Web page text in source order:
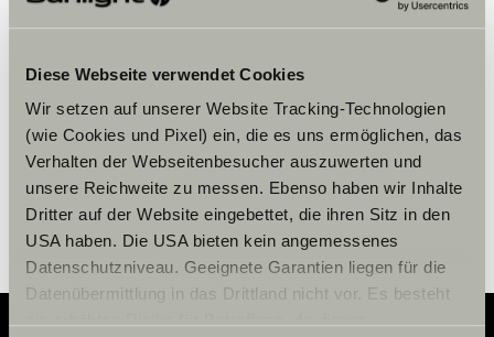
Diese Webseite verwendet Cookies
Wir setzen auf unserer Website Tracking-Technologien
(wie Cookies und Pixel) ein, die es uns ermöglichen, das
Verhalten der Webseitenbesucher auszuwerten und
unsere Reichweite zu messen. Ebenso haben wir Inhalte
Dritter auf der Website eingebettet, die ihren Sitz in den
USA haben. Die USA bieten kein angemessenes
Datenschutzniveau. Geeignete Garantien liegen für die
Datenübermittlung in das Drittland nicht vor. Es besteht
afficher le contenu.